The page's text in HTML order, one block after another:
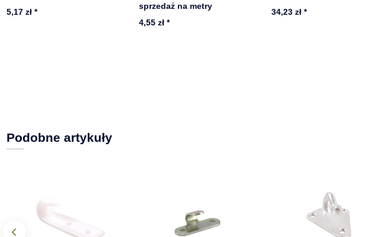
5,17 zł*
sprzedaż na metry
4,55 zł*
34,23 zł*
Podobne artykuły